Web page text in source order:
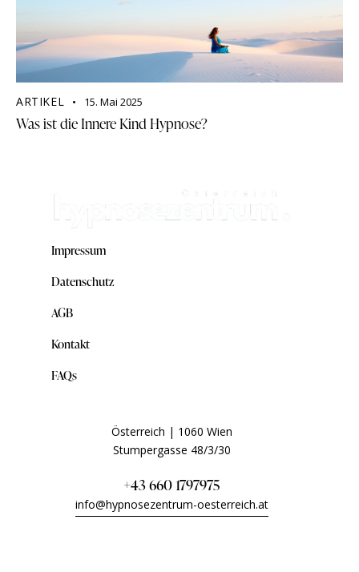
ARTIKEL 15. Mai 2025
Was ist die Innere Kind Hypnose?
Impressum
Datenschutz
AGB
Kontakt
FAQs
Österreich | 1060 Wien
Stumpergasse 48/3/30
+43 660 1797975
info@hypnosezentrum-oesterreich.at